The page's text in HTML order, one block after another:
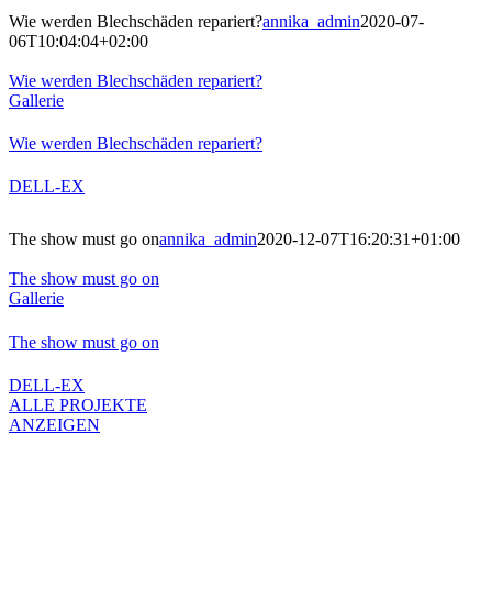
Wie werden Blechschäden repariert?annika_admin2020-07-
06T10:04:04+02:00
Wie werden Blechschäden repariert?
Gallerie
Wie werden Blechschäden repariert?
DELL-EX
The show must go onannika_admin2020-12-07T16:20:31+01:00
The show must go on
Gallerie
The show must go on
DELL-EX
ALLE PROJEKTE
ANZEIGEN